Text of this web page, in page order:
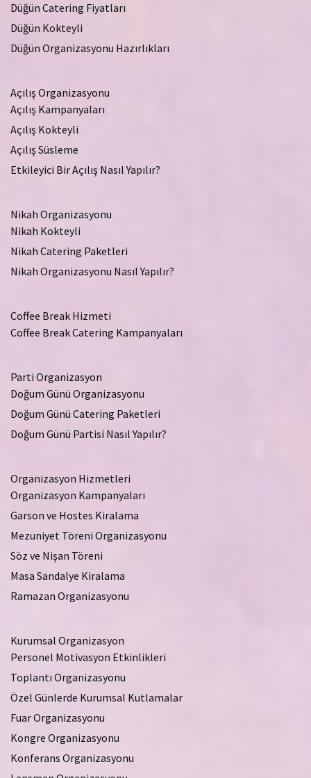
Düğün Catering Fiyatları
Düğün Kokteyli
Düğün Organizasyonu Hazırlıkları
Açılış Organizasyonu
Açılış Kampanyaları
Açılış Kokteyli
Açılış Süsleme
Etkileyici Bir Açılış Nasıl Yapılır?
Nikah Organizasyonu
Nikah Kokteyli
Nikah Catering Paketleri
Nikah Organizasyonu Nasıl Yapılır?
Coffee Break Hizmeti
Coffee Break Catering Kampanyaları
Parti Organizasyon
Doğum Günü Organizasyonu
Doğum Günü Catering Paketleri
Doğum Günü Partisi Nasıl Yapılır?
Organizasyon Hizmetleri
Organizasyon Kampanyaları
Garson ve Hostes Kiralama
Mezuniyet Töreni Organizasyonu
Söz ve Nişan Töreni
Masa Sandalye Kiralama
Ramazan Organizasyonu
Kurumsal Organizasyon
Personel Motivasyon Etkinlikleri
Toplantı Organizasyonu
Özel Günlerde Kurumsal Kutlamalar
Fuar Organizasyonu
Kongre Organizasyonu
Konferans Organizasyonu